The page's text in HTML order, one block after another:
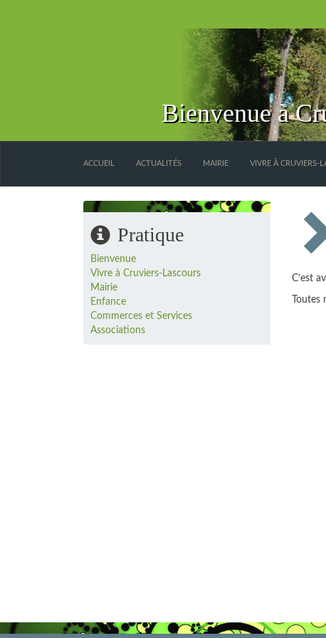
Bienvenue à
ACCUEIL ACTUALITÉS MAIRIE VIVRE À CRUVIERS-
C’est
Pratique
Bienvenue
Vivre à Cruviers-Lascours
Mairie
Enfance
Commerces et Services
Associations